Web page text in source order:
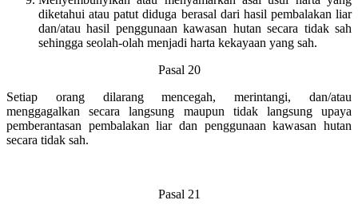
diketahui atau patut diduga berasal dari hasil pembalakan liar
dan/atau hasil penggunaan kawasan hutan secara tidak sah
sehingga seolah-olah menjadi harta kekayaan yang sah.
Pasal 20
Setiap orang dilarang mencegah, merintangi, dan/atau
menggagalkan secara langsung maupun tidak langsung upaya
pemberantasan pembalakan liar dan penggunaan kawasan hutan
secara tidak sah.
Pasal 21